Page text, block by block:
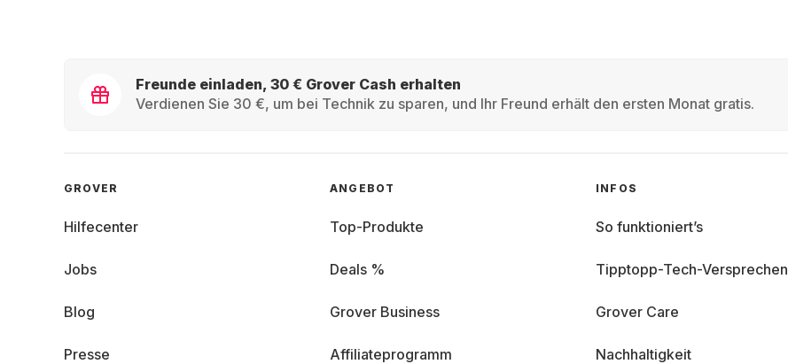
Freunde einladen, 30 € Grover Cash erhalten
Verdienen Sie 30 €, um bei Technik zu sparen, und Ihr Freund erhält den ersten Monat gratis.
GROVER
Hilfecenter
Jobs
Blog
Presse
ANGEBOT
Top-Produkte
Deals %
Grover Business
Affiliateprogramm
INFOS
So funktioniert’s
Tipptopp-Tech-Versprechen
Grover Care
Nachhaltigkeit